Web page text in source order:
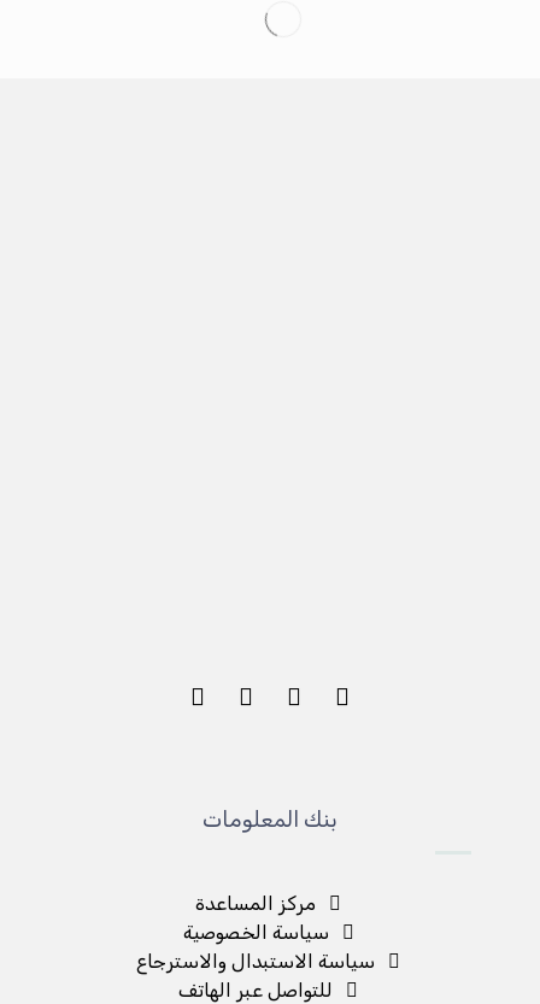
بنك المعلومات
مركز المساعدة
سياسة الخصوصية
سياسة الاستبدال والاسترجاع
للتواصل عبر الهاتف